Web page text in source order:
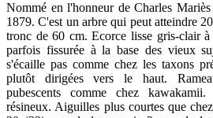
Nommé en l'honneur de Charles
1879. C'est un arbre qui peut atteindre
tronc de 60 cm. Ecorce lisse gris-clair
parfois fissurée à la base des vieux
s'écaille pas comme chez les taxons
plutôt dirigées vers le haut.
pubescents comme chez
résineux. Aiguilles plus courtes que